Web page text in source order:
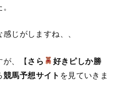
じがしますね、、
が、【 さら
好きピしか勝
競馬予想サイト を見ていきま